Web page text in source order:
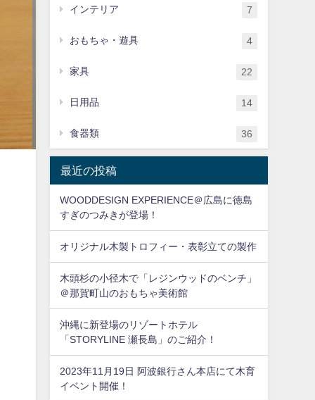
インテリア 7
おもちゃ・遊具 4
家具 22
日用品 14
食器類 36
最近の投稿
WOODDESIGN EXPERIENCE＠広島に徳島
すぎのつみきが登場！
オリジナル木製トロフィー・表彰立ての製作
木頭杉の小径木で「レジンウッドのベンチ」
＠那賀町山のおもちゃ美術館
沖縄に新登場のリゾートホテル
「STORYLINE 瀬長島」のご紹介！
2023年11月19日 阿波銀行さん本店にて木育
イベント開催！